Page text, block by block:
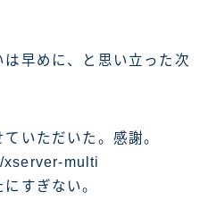
早めに、と思い立った次
いただいた。感謝。
xserver-multi
すぎない。